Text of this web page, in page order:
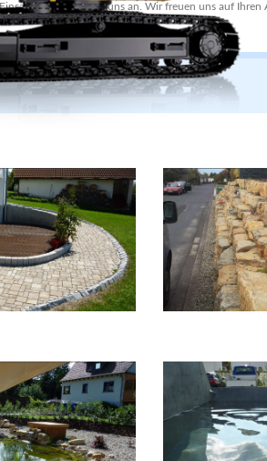
Fragen Sie bei uns an. Wir freuen uns auf Ihren